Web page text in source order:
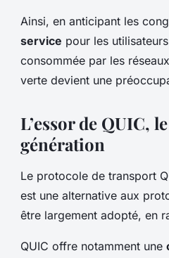
Ainsi, en anticipant les
service pour les
consommée par les
verte devient une
L’essor de QUIC,
génération
Le protocole de transport
est une alternative aux
être largement adopté, en
QUIC offre notamment une